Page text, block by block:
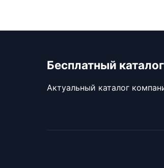
Бесплатный
Актуальный каталог